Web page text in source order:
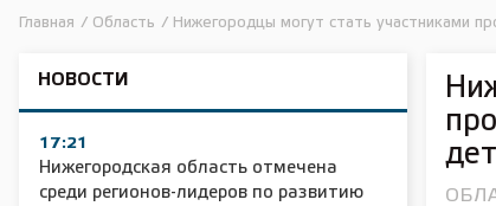
Главная / Область / Нижегородцы могут стать участниками
НОВОСТИ
17:21
Нижегородская область отмечена
среди регионов-лидеров по развитию